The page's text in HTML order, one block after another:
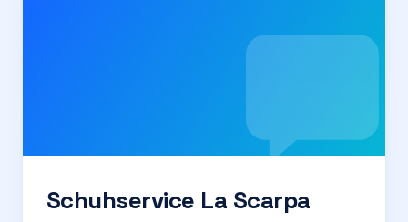
PreiseSchuhservice La Scarpa